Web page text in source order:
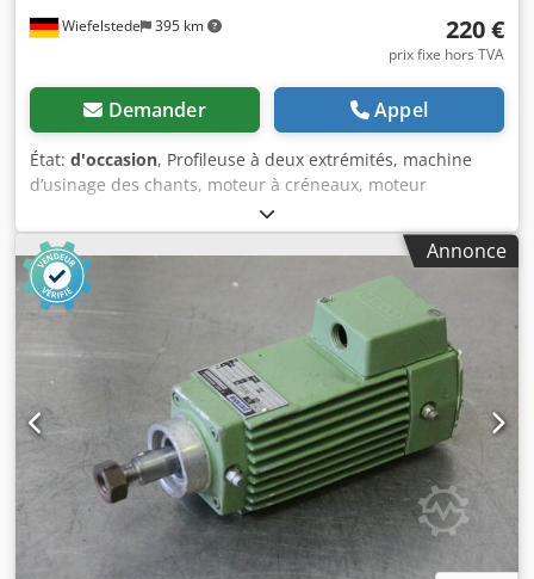
Wiefelstede 395 km 220 €
prix fixe hors TVA
Demander Appel
État: d'occasion, Profileuse à deux extrémités, machine
d’usinage des chants, moteur à créneaux, moteur
d’usinage, moteur de broche, moteur de fraisage -Moteur
de scie circulaire, conception plate -Moteur : 1,85 kW, 2870
tr/min à 50 Hz Dsdjd N Hzfepfx Akgokr -Alésage de l’arbre :
Ø 30 mm -Quantité : 2 moteurs disponibles -Prix : par
pièce -Dimensions : 390/120/H185 mm -Poids : 15 kg
Annonce